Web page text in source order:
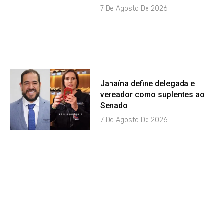
7 De Agosto De 2026
Janaína define delegada e
vereador como suplentes ao
Senado
7 De Agosto De 2026